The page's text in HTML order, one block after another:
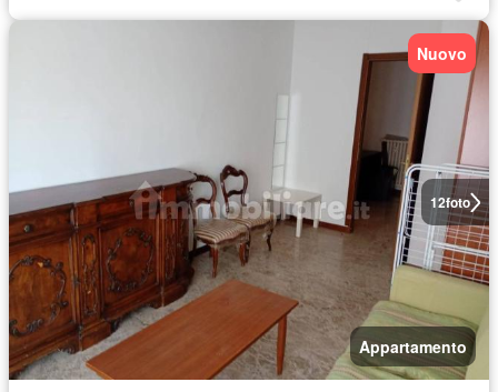
12foto
Nuovo
Appartamento